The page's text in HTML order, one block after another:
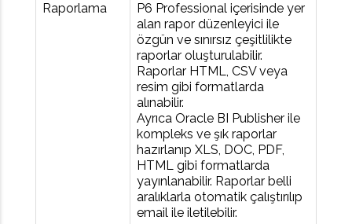
Raporlama
P6 Professional içerisinde yer
alan rapor düzenleyici ile
özgün ve sınırsız çeşitlilikte
raporlar oluşturulabilir.
Raporlar HTML, CSV veya
resim gibi formatlarda
alınabilir.
Ayrıca Oracle BI Publisher ile
kompleks ve şık raporlar
hazırlanıp XLS, DOC, PDF,
HTML gibi formatlarda
yayınlanabilir. Raporlar belli
aralıklarla otomatik çalıştırılıp
email ile iletilebilir.